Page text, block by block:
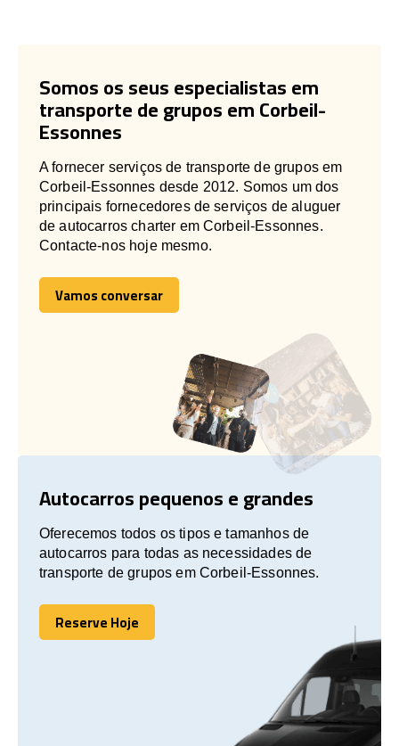
Somos os seus especialistas em
transporte de grupos em Corbeil-
Essonnes
A fornecer serviços de transporte de grupos em
Corbeil-Essonnes desde 2012. Somos um dos
principais fornecedores de serviços de aluguer
de autocarros charter em Corbeil-Essonnes.
Contacte-nos hoje mesmo.
Vamos conversar
Vamos conversar
Autocarros pequenos e grandes
Oferecemos todos os tipos e tamanhos de
autocarros para todas as necessidades de
transporte de grupos em Corbeil-Essonnes.
Reserve Hoje
Reserve Hoje